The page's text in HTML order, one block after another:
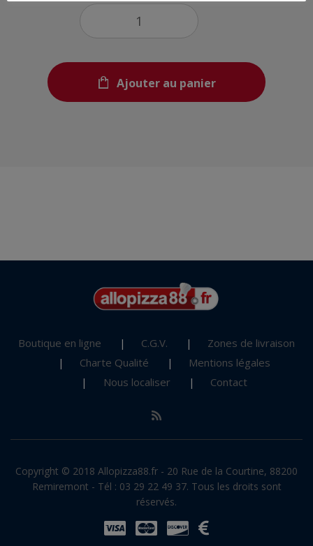
Ajouter au panier
Boutique en ligne C.G.V.
Zones de livraison
Charte Qualité
Mentions légales
Nous localiser
Contact
Copyright © 2018 Allopizza88.fr - 20 Rue de la Courtine, 88200
Remiremont - Tél : 03 29 22 49 37. Tous les droits sont
réservés.